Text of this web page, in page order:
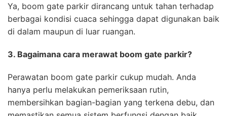
Ya, boom gate parkir dirancang untuk tahan terhadap
berbagai kondisi cuaca sehingga dapat digunakan baik
di dalam maupun di luar ruangan.
3. Bagaimana cara merawat boom gate parkir?
Perawatan boom gate parkir cukup mudah. Anda
hanya perlu melakukan pemeriksaan rutin,
membersihkan bagian-bagian yang terkena debu, dan